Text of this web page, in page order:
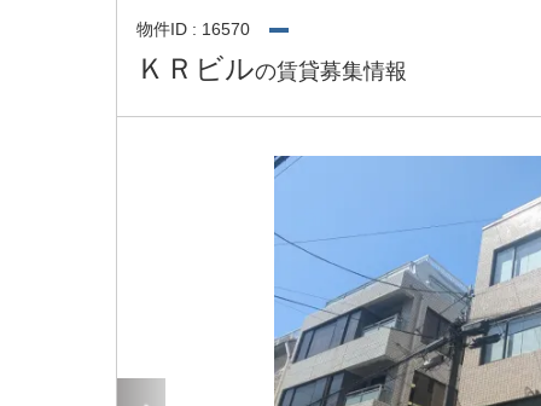
こだわりから探す
賃料相場を参考に探す
地図から探す
居抜き物件特集
シェア・レンタルオフィス
東京のクリニックを探す
神奈川のク
エリアから探す
路線から探す
その他
地図から探す
オフィス探しノウハウ
無料ダウン
物件ID : 16570
ＫＲビルの賃貸募集情報